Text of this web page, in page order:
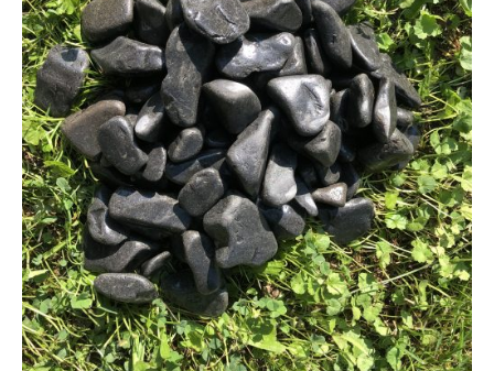
Pískovec
Solitéry
Kamenné bloky
Výrobky z kamene na zakázku
BERA GRAVEL FIX
Creative Floor
Terazzo
Doplňkový sortiment
DLAŽEBNÍ KOSTKY
KAMENNÉ DLAŽBY, OBKLADY
MLATOVÉ POVRCHY